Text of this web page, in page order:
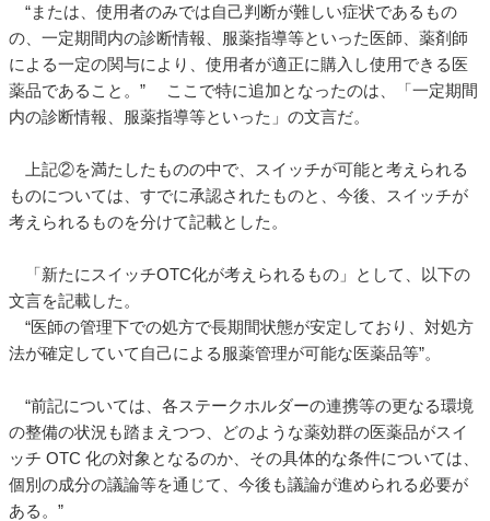
“または、使用者のみでは自己判断が難しい症状であるもの
の、一定期間内の診断情報、服薬指導等といった医師、薬剤師
による一定の関与により、使用者が適正に購入し使用できる医
薬品であること。” ここで特に追加となったのは、「一定期間
内の診断情報、服薬指導等といった」の文言だ。
上記②を満たしたものの中で、スイッチが可能と考えられる
ものについては、すでに承認されたものと、今後、スイッチが
考えられるものを分けて記載とした。
「新たにスイッチOTC化が考えられるもの」として、以下の
文言を記載した。
“医師の管理下での処方で長期間状態が安定しており、対処方
法が確定していて自己による服薬管理が可能な医薬品等”。
“前記については、各ステークホルダーの連携等の更なる環境
の整備の状況も踏まえつつ、どのような薬効群の医薬品がスイ
ッチ OTC 化の対象となるのか、その具体的な条件については、
個別の成分の議論等を通じて、今後も議論が進められる必要が
ある。”